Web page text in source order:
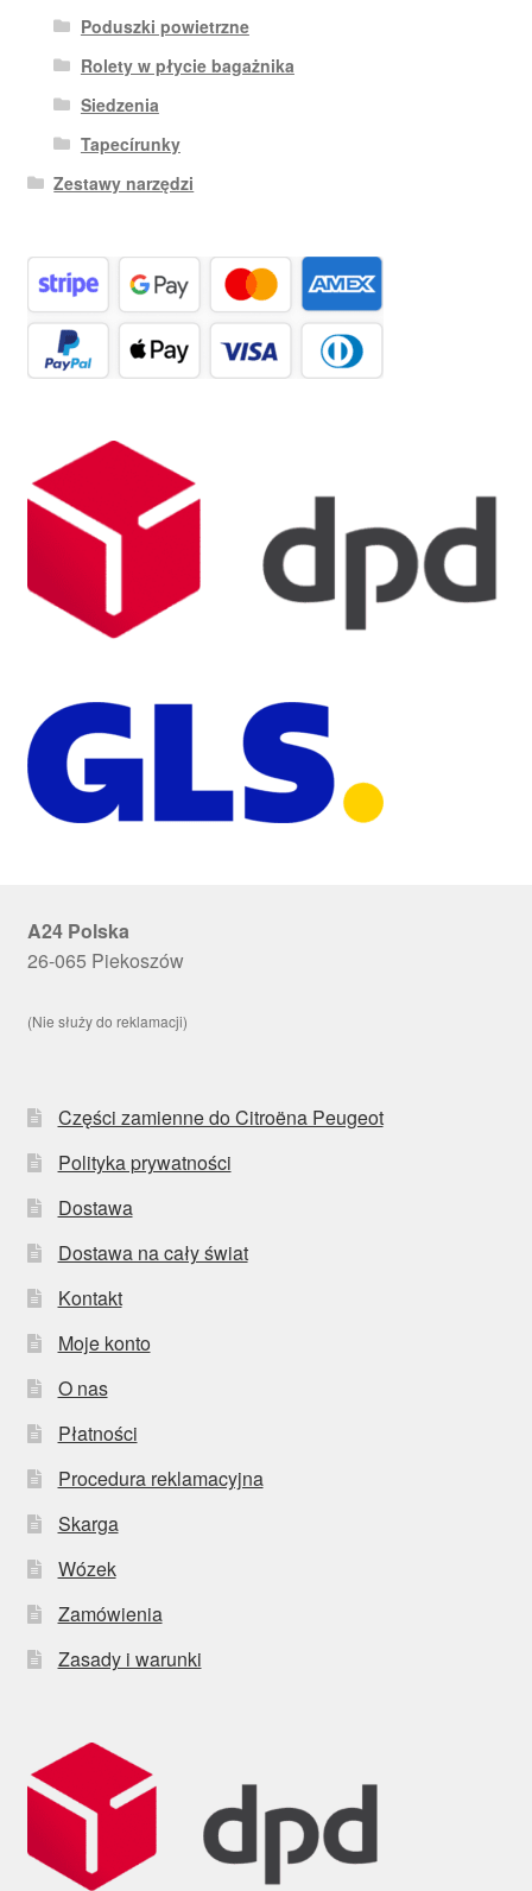
Poduszki powietrzne
Rolety w płycie bagażnika
Siedzenia
Tapecírunky
Zestawy narzędzi
A24 Polska
26-065 Piekoszów
(Nie służy do reklamacji)
Części zamienne do Citroëna Peugeot
Polityka prywatności
Dostawa
Dostawa na cały świat
Kontakt
Moje konto
O nas
Płatności
Procedura reklamacyjna
Skarga
Wózek
Zamówienia
Zasady i warunki